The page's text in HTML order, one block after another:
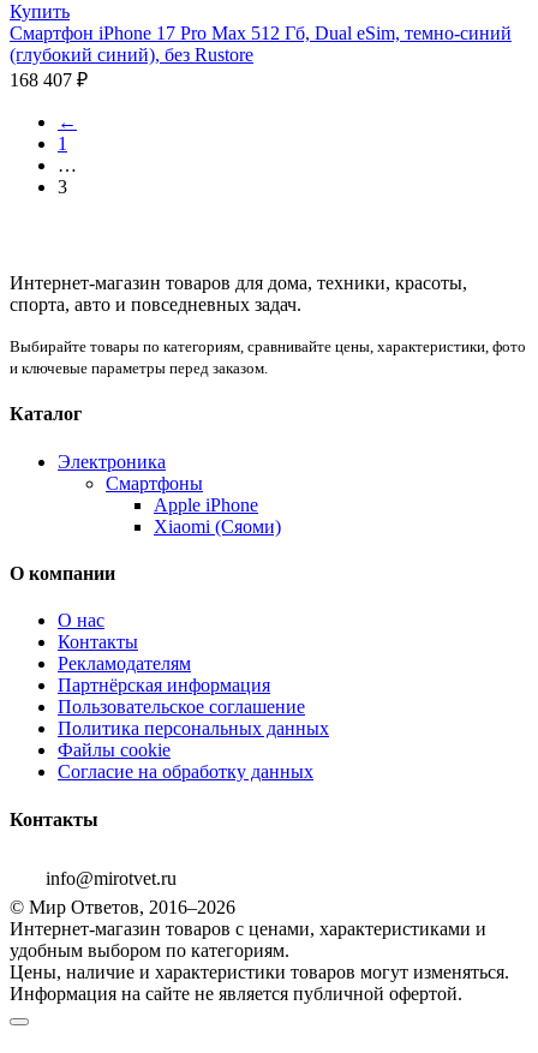
Купить
Смартфон iPhone 17 Pro Max 512 Гб, Dual eSim, темно-синий
(глубокий синий), без Rustore
168 407 ₽
←
1
…
3
Интернет-магазин товаров для дома, техники, красоты,
спорта, авто и повседневных задач.
Выбирайте товары по категориям, сравнивайте цены, характеристики, фото
и ключевые параметры перед заказом.
Каталог
Электроника
Смартфоны
Apple iPhone
Xiaomi (Сяоми)
О компании
О нас
Контакты
Рекламодателям
Партнёрская информация
Пользовательское соглашение
Политика персональных данных
Файлы cookie
Согласие на обработку данных
Контакты
info@mirotvet.ru
© Мир Ответов, 2016–2026
Интернет-магазин товаров с ценами, характеристиками и
удобным выбором по категориям.
Цены, наличие и характеристики товаров могут изменяться.
Информация на сайте не является публичной офертой.